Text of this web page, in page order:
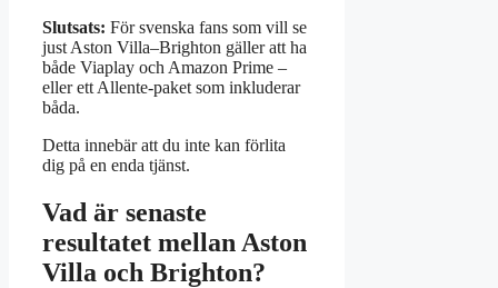
Slutsats: För svenska fans som vill se
just Aston Villa–Brighton gäller att ha
både Viaplay och Amazon Prime –
eller ett Allente-paket som inkluderar
båda.
Detta innebär att du inte kan förlita
dig på en enda tjänst.
Vad är senaste
resultatet mellan Aston
Villa och Brighton?